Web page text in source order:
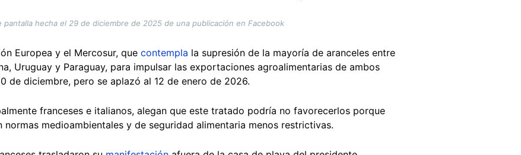
pantalla hecha el 29 de diciembre de 2025 de una publicación en Facebook
Europea y el Mercosur, que contempla la supresión de la mayoría de aranceles entre
Uruguay y Paraguay, para impulsar las exportaciones agroalimentarias de ambos
de diciembre, pero se aplazó al 12 de enero de 2026.
franceses e italianos, alegan que este tratado podría no favorecerlos porque
medioambientales y de seguridad alimentaria menos restrictivas.